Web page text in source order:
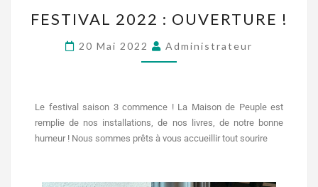
FESTIVAL 2022 : OUVERTURE !
20 Mai 2022 Administrateur
Le festival saison 3 commence ! La Maison de Peuple est
remplie de nos installations, de nos livres, de notre bonne
humeur ! Nous sommes prêts à vous accueillir tout sourire